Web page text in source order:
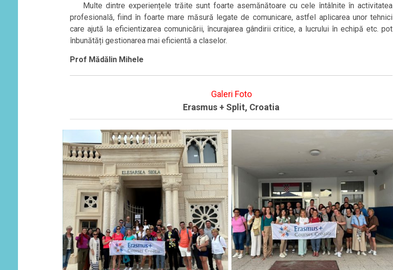
Multe dintre experiențele trăite sunt foarte asemănătoare cu cele întâlnite în activitatea
profesională, fiind în foarte mare măsură legate de comunicare, astfel aplicarea unor tehnici
care ajută la eficientizarea comunicării, încurajarea gândirii critice, a lucrului în echipă etc. pot
înbunătăți gestionarea mai eficientă a claselor.
Prof Mădălin Mihele
Galeri Foto
Erasmus + Split, Croatia
Read More